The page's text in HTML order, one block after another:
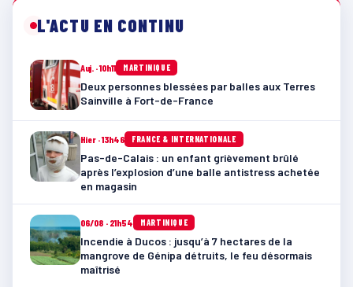
L'ACTU EN CONTINU
Auj. · 10h11 MARTINIQUE
Deux personnes blessées par balles aux Terres
Sainville à Fort-de-France
Hier · 13h46 FRANCE & INTERNATIONALE
Pas-de-Calais : un enfant grièvement brûlé
après l’explosion d’une balle antistress achetée
en magasin
06/08 · 21h54 MARTINIQUE
Incendie à Ducos : jusqu’à 7 hectares de la
mangrove de Génipa détruits, le feu désormais
maîtrisé